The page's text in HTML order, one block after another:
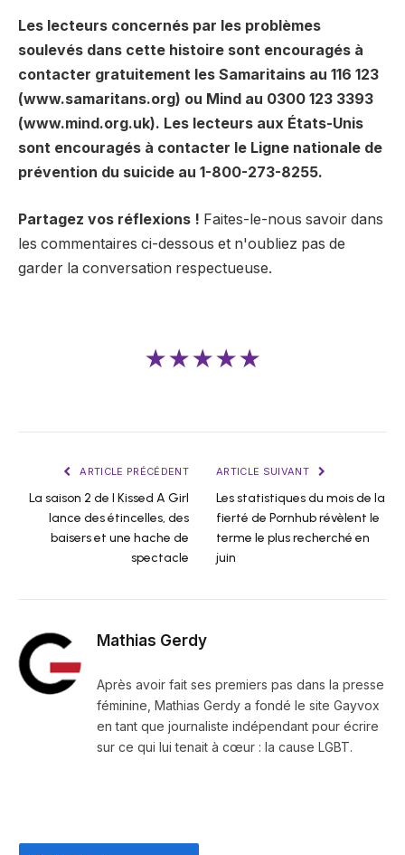
Les lecteurs concernés par les problèmes
soulevés dans cette histoire sont encouragés à
contacter gratuitement les Samaritains au 116 123
(www.samaritans.org) ou Mind au 0300 123 3393
(www.mind.org.uk). Les lecteurs aux États-Unis
sont encouragés à contacter le Ligne nationale de
prévention du suicide au 1-800-273-8255.
Partagez vos réflexions ! Faites-le-nous savoir dans
les commentaires ci-dessous et n'oubliez pas de
garder la conversation respectueuse.
★★★★★
ARTICLE PRÉCÉDENT
La saison 2 de I Kissed A Girl
lance des étincelles, des
baisers et une hache de
spectacle
ARTICLE SUIVANT
Les statistiques du mois de la
fierté de Pornhub révèlent le
terme le plus recherché en
juin
Mathias Gerdy
Après avoir fait ses premiers pas dans la presse
féminine, Mathias Gerdy a fondé le site Gayvox
en tant que journaliste indépendant pour écrire
sur ce qui lui tenait à cœur : la cause LGBT.